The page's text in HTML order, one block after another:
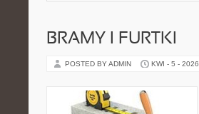
BRAMY I FURTKI
POSTED BY ADMIN KWI - 5 - 2026